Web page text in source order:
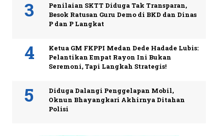
Penilaian SKTT Diduga Tak Transparan,
Besok Ratusan Guru Demo di BKD dan Dinas
P dan P Langkat
Ketua GM FKPPI Medan Dede Hadade Lubis:
Pelantikan Empat Rayon Ini Bukan
Seremoni, Tapi Langkah Strategis!
Diduga Dalangi Penggelapan Mobil,
Oknun Bhayangkari Akhirnya Ditahan
Polisi